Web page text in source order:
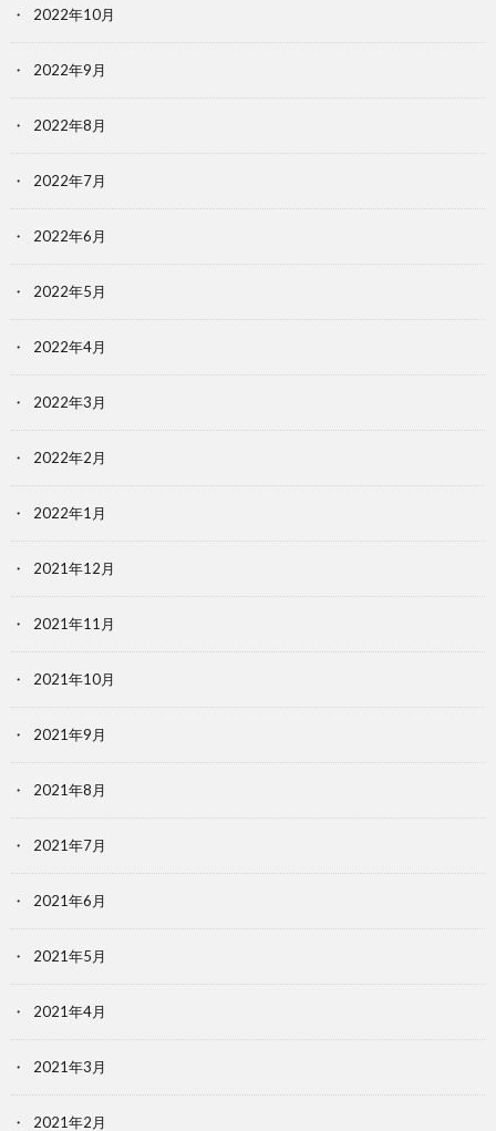
2022年10月
2022年9月
2022年8月
2022年7月
2022年6月
2022年5月
2022年4月
2022年3月
2022年2月
2022年1月
2021年12月
2021年11月
2021年10月
2021年9月
2021年8月
2021年7月
2021年6月
2021年5月
2021年4月
2021年3月
2021年2月